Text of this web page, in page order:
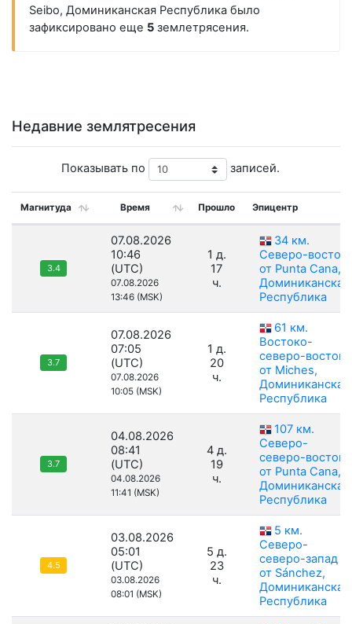
Seibo, Доминиканская Республика было
зафиксировано еще 5землетрясения.
Недавние землятресения
Показывать по записей.
Магнитуда Время Прошло Эпицентр
3.4
07.08.2026
10:46
(UTC)
07.08.2026
13:46 (MSK)
1 д.
17
ч.
34 км.
Северо-восток
от Punta Cana,
Доминиканская
Республика
3.7
07.08.2026
07:05
(UTC)
07.08.2026
10:05 (MSK)
1 д.
20
ч.
61 км.
Востоко-
северо-восток
от Miches,
Доминиканская
Республика
3.7
04.08.2026
08:41
(UTC)
04.08.2026
11:41 (MSK)
4 д.
19
ч.
107 км.
Северо-
северо-восток
от Punta Cana,
Доминиканская
Республика
4.5
03.08.2026
05:01
(UTC)
03.08.2026
08:01 (MSK)
5 д.
23
ч.
5 км.
Северо-
северо-запад
от Sánchez,
Доминиканская
Республика